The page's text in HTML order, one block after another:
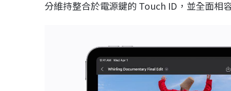
分維持整合於電源鍵的 Touch ID，並全面相